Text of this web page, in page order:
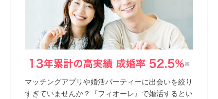
マッチングアプリや婚活パーティーに出会いを絞り
すぎていませんか？『フィオーレ』で婚活するとい